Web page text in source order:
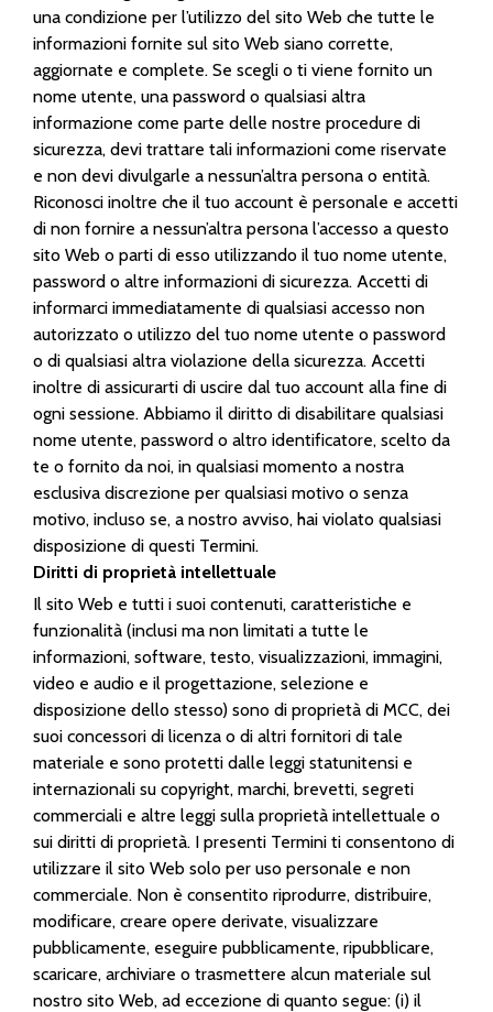
una condizione per l’utilizzo del sito Web che tutte le
informazioni fornite sul sito Web siano corrette,
aggiornate e complete. Se scegli o ti viene fornito un
nome utente, una password o qualsiasi altra
informazione come parte delle nostre procedure di
sicurezza, devi trattare tali informazioni come riservate
e non devi divulgarle a nessun’altra persona o entità.
Riconosci inoltre che il tuo account è personale e accetti
di non fornire a nessun’altra persona l’accesso a questo
sito Web o parti di esso utilizzando il tuo nome utente,
password o altre informazioni di sicurezza. Accetti di
informarci immediatamente di qualsiasi accesso non
autorizzato o utilizzo del tuo nome utente o password
o di qualsiasi altra violazione della sicurezza. Accetti
inoltre di assicurarti di uscire dal tuo account alla fine di
ogni sessione. Abbiamo il diritto di disabilitare qualsiasi
nome utente, password o altro identificatore, scelto da
te o fornito da noi, in qualsiasi momento a nostra
esclusiva discrezione per qualsiasi motivo o senza
motivo, incluso se, a nostro avviso, hai violato qualsiasi
disposizione di questi Termini.
Diritti di proprietà intellettuale
Il sito Web e tutti i suoi contenuti, caratteristiche e
funzionalità (inclusi ma non limitati a tutte le
informazioni, software, testo, visualizzazioni, immagini,
video e audio e il progettazione, selezione e
disposizione dello stesso) sono di proprietà di MCC, dei
suoi concessori di licenza o di altri fornitori di tale
materiale e sono protetti dalle leggi statunitensi e
internazionali su copyright, marchi, brevetti, segreti
commerciali e altre leggi sulla proprietà intellettuale o
sui diritti di proprietà. I presenti Termini ti consentono di
utilizzare il sito Web solo per uso personale e non
commerciale. Non è consentito riprodurre, distribuire,
modificare, creare opere derivate, visualizzare
pubblicamente, eseguire pubblicamente, ripubblicare,
scaricare, archiviare o trasmettere alcun materiale sul
nostro sito Web, ad eccezione di quanto segue: (i) il